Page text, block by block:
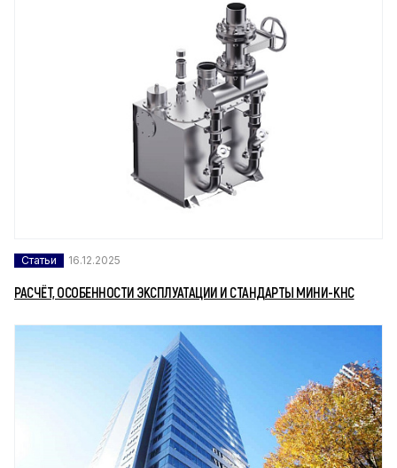
Статьи 16.12.2025
РАСЧЁТ, ОСОБЕННОСТИ ЭКСПЛУАТАЦИИ И СТАНДАРТЫ МИНИ-КНС